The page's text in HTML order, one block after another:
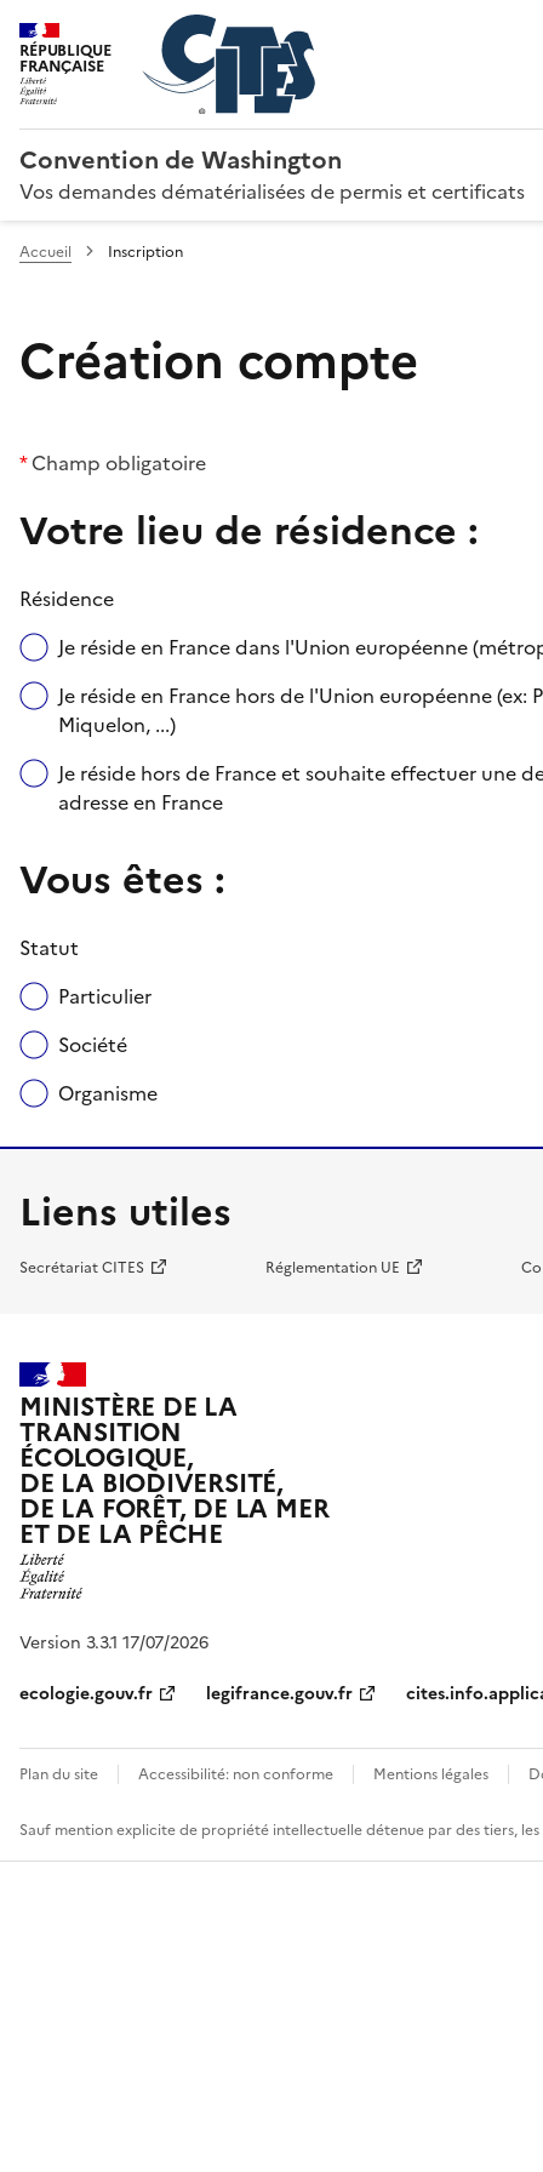
RÉPUBLIQUE
FRANÇAISE
Convention de Washington
Vos demandes dématérialisées de permis et certificats
Accueil Inscription
Création compte
*Champ obligatoire
Votre lieu de résidence :
Résidence
Je réside en France dans l'Union européenne
Je réside en France hors de l'Union européenne
Miquelon, ...)
Je réside hors de France et souhaite effectuer une
adresse en France
Vous êtes :
Statut
Particulier
Société
Organisme
Liens utiles
Secrétariat CITES Réglementation UE
MINISTÈRE DE LA
TRANSITION
ÉCOLOGIQUE,
DE LA BIODIVERSITÉ,
DE LA FORÊT, DE LA MER
ET DE LA PÊCHE
Version 3.3.1 17/07/2026
ecologie.gouv.fr
legifrance.gouv.fr
Plan du site Accessibilité: non conforme Mentions légales
Sauf mention explicite de propriété intellectuelle détenue par des tiers,